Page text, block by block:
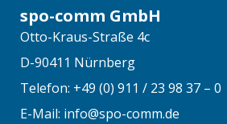
spo-comm GmbH
Otto-Kraus-Straße 4c
D-90411 Nürnberg
Telefon: +49 (0) 911 / 23 98 37 – 0
E-Mail: info@spo-comm.de